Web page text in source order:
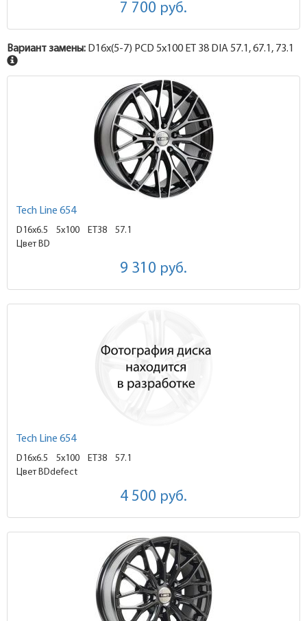
7 700 руб.
Вариант замены: D16x(5-7) PCD 5x100 ET 38 DIA 57.1, 67.1, 73.1
Tech Line 654
D16x6.5 5x100 ET38
57.1
Цвет BD
9 310 руб.
Tech Line 654
D16x6.5 5x100 ET38
57.1
Цвет BDdefect
4 500 руб.